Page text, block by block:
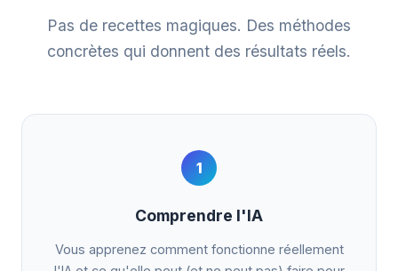
Pas de recettes magiques. Des méthodes
concrètes qui donnent des résultats réels.
1
Comprendre l'IA
Vous apprenez comment fonctionne réellement